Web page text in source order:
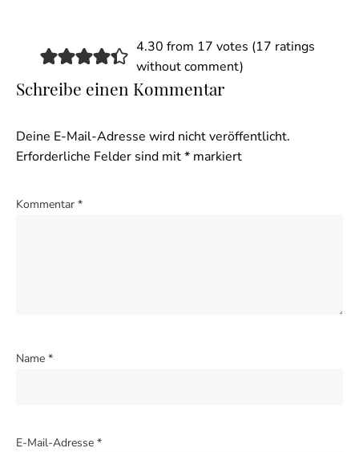
4.30 from 17 votes (17 ratings
without comment)
Schreibe einen Kommentar
Deine E-Mail-Adresse wird nicht veröffentlicht.
Erforderliche Felder sind mit* markiert
Kommentar *
Name *
E-Mail-Adresse *